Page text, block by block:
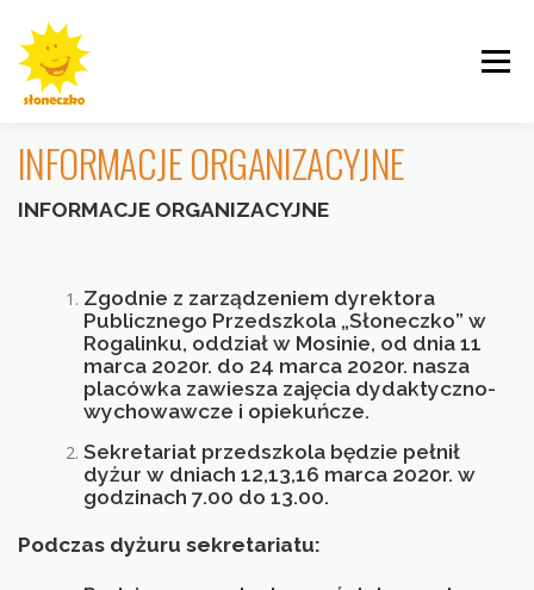
treści
Menu
KRZYWOUSTEGO AKTUALNOŚCI GALERIE
KONTAKT
INFORMACJE ORGANIZACYJNE
INFORMACJE ORGANIZACYJNE
Zgodnie z zarządzeniem dyrektora
Publicznego Przedszkola „Słoneczko” w
Rogalinku, oddział w Mosinie, od dnia 11
marca 2020r. do 24 marca 2020r. nasza
placówka zawiesza zajęcia dydaktyczno-
wychowawcze i opiekuńcze.
Sekretariat przedszkola będzie pełnił
dyżur w dniach 12,13,16 marca 2020r. w
godzinach 7.00 do 13.00.
Podczas dyżuru sekretariatu: